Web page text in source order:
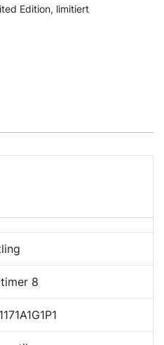
Edition, limitiert
8